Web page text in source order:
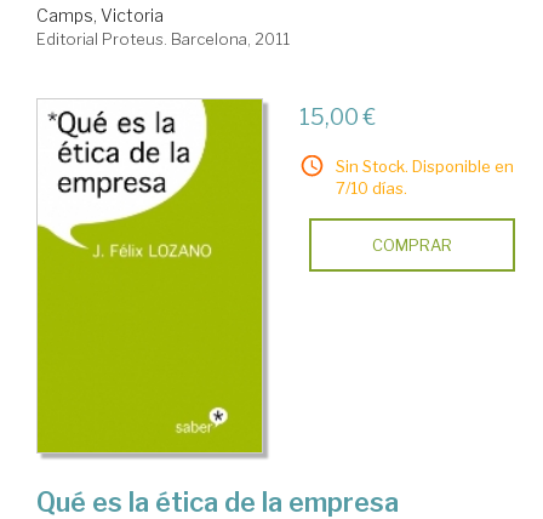
Camps, Victoria
Editorial Proteus. Barcelona, 2011
15,00 €
Sin Stock. Disponible en
7/10 días.
COMPRAR
Qué es la ética de la empresa